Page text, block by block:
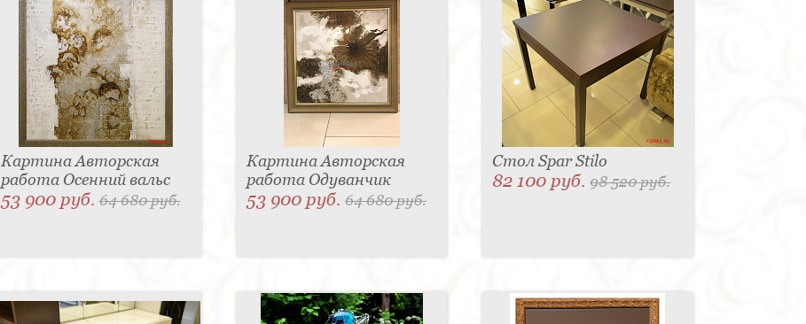
Картина Авторская
работа Осенний вальс
53 900 руб.64 680 руб.
Картина Авторская
работа Одуванчик
53 900 руб. 64 680 руб.
Стол Spar Stilo
82 100 руб.98 520 руб.